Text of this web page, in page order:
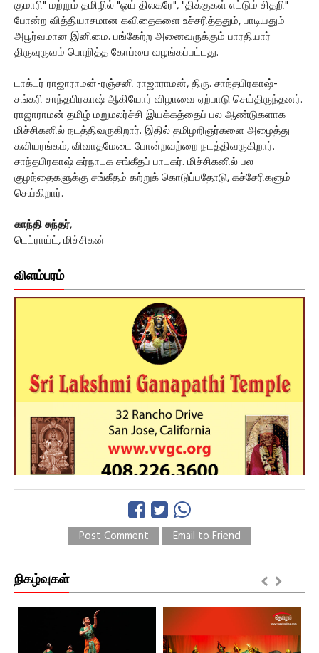
குமாரி" மற்றும் தமிழில் "ஓய் திலகரே", "திக்குகள் எட்டும் சிதறி"
போன்ற வித்தியாசமான கவிதைகளை உச்சரித்ததும், பாடியதும்
அபூர்வமான இனிமை. பங்கேற்ற அனைவருக்கும் பாரதியார்
திருவுருவம் பொறித்த கோப்பை வழங்கப்பட்டது.
டாக்டர் ராஜாராமன்-ரஞ்சனி ராஜாராமன், திரு. சாந்தபிரகாஷ்-
சங்கரி சாந்தபிரகாஷ் ஆகியோர் விழாவை ஏற்பாடு செய்திருந்தனர்.
ராஜாராமன் தமிழ் மறுமலர்ச்சி இயக்கத்தைப் பல ஆண்டுகளாக
மிச்சிகனில் நடத்திவருகிறார். இதில் தமிழறிஞர்களை அழைத்து
கவியரங்கம், விவாதமேடை போன்றவற்றை நடத்திவருகிறார்.
சாந்தபிரகாஷ் கர்நாடக சங்கீதப் பாடகர். மிச்சிகனில் பல
குழந்தைகளுக்கு சங்கீதம் கற்றுக் கொடுப்பதோடு, கச்சேரிகளும்
செய்கிறார்.
காந்தி சுந்தர்,
டெட்ராய்ட், மிச்சிகன்
விளம்பரம்
Post Comment Email to Friend
நிகழ்வுகள்